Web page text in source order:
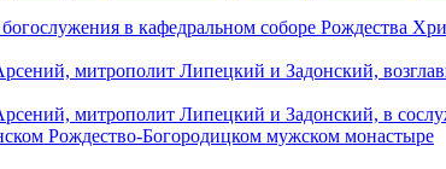
в кафедральном соборе Рождества
митрополит Липецкий и Задонский,
митрополит Липецкий и Задонский, в
Рождество-Богородицком мужском монастыре